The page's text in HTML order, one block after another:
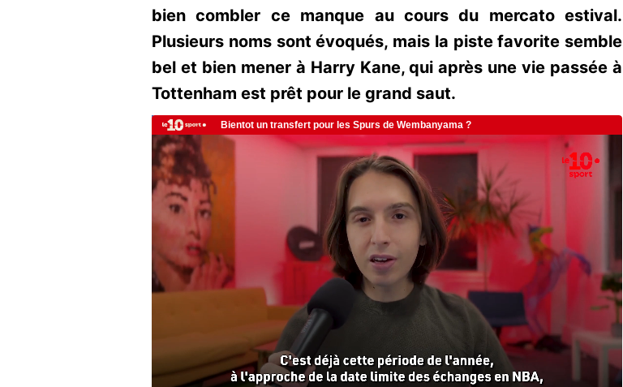
bien combler ce manque au cours du mercato estival.
Plusieurs noms sont évoqués, mais la piste favorite semble
bel et bien mener à Harry Kane, qui après une vie passée à
Tottenham est prêt pour le grand saut.